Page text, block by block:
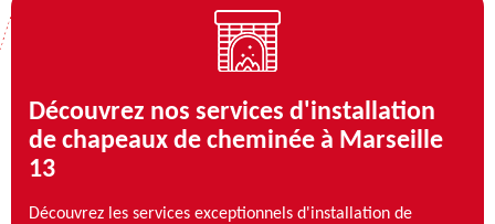
Découvrez nos services d'installation
de chapeaux de cheminée à Marseille
13
Découvrez les services exceptionnels d'installation de